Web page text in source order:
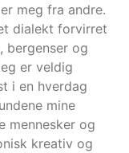
meg fra andre.
dialekt forvirret
bergenser og
er veldig
i en hverdag
mine
mennesker og
kreativ og